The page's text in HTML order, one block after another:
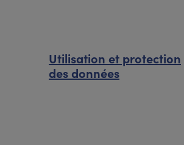
Utilisation et protection
des données